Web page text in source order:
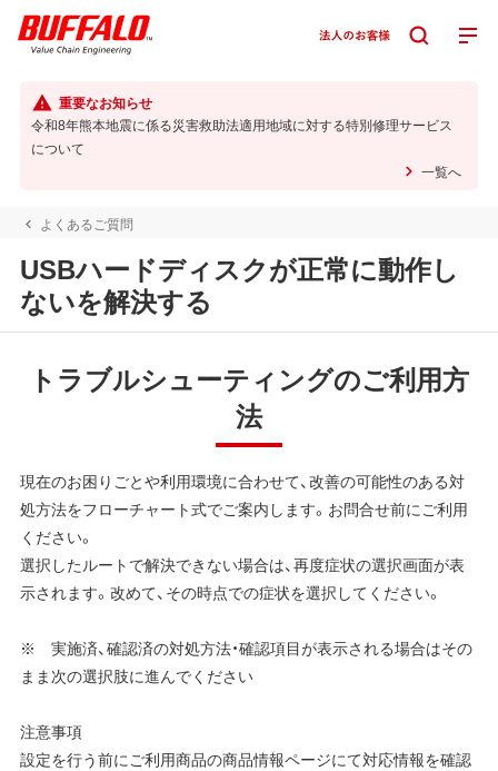
重要なお知らせ
令和8年熊本地震に係る災害救助法適用地域に対する特別修理サービス
について
一覧へ
よくあるご質問
USBハードディスクが正常に動作し
ないを解決する
トラブルシューティングのご利用方
法
現在のお困りごとや利用環境に合わせて、改善の可能性のある対
処方法をフローチャート式でご案内します。お問合せ前にご利用
ください。
選択したルートで解決できない場合は、再度症状の選択画面が表
示されます。改めて、その時点での症状を選択してください。
※ 実施済、確認済の対処方法・確認項目が表示される場合はその
まま次の選択肢に進んでください
注意事項
設定を行う前にご利用商品の商品情報ページにて対応情報を確認